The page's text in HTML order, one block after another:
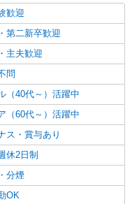
人間関係に悩まない職
円 ＜日払い有/週払い有/交
含む)＞
額支給
詳細を見る
四條畷/2780000020-022
（施設兼務）
円（経験・能力等による）
歓迎
第二新卒歓迎
主夫歓迎
問
（40代～）活躍中
（60代～）活躍中
ス・賞与あり
休2日制
分煙
OK